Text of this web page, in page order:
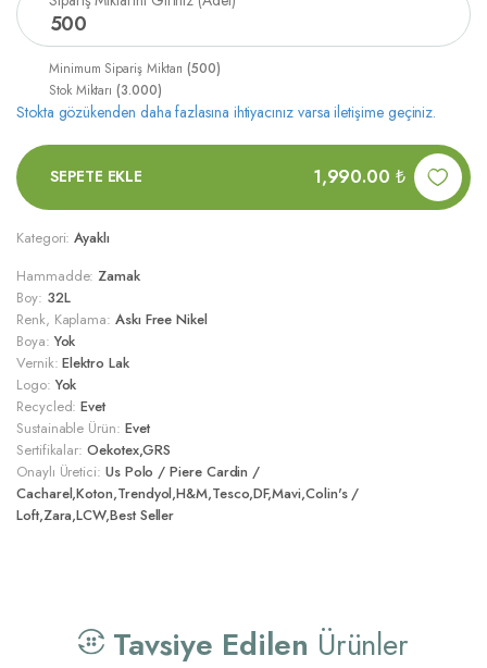
Minimum Sipariş Miktarı(500)
Stok Miktarı(3.000)
Stokta gözükenden daha fazlasına ihtiyacınız varsa iletişime geçiniz.
SEPETE EKLE 1,990.00 ₺
Kategori:Ayaklı
Hammadde:Zamak
Boy: 32L
Renk, Kaplama: Askı Free Nikel
Boya:Yok
Vernik:Elektro Lak
Logo:Yok
Recycled:Evet
Sustainable Ürün: Evet
Sertifikalar:Oekotex,GRS
Onaylı Üretici: Us Polo / Piere Cardin /
Cacharel,Koton,Trendyol,H&M,Tesco,DF,Mavi,Colin's /
Loft,Zara,LCW,Best Seller
Tavsiye Edilen Ürünler